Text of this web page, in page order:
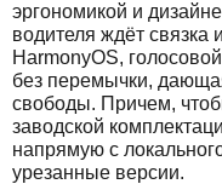
эргономикой и
водителя ждёт связка
HarmonyOS,
без перемычки,
свободы. Причем,
заводской
напрямую с
урезанные версии.